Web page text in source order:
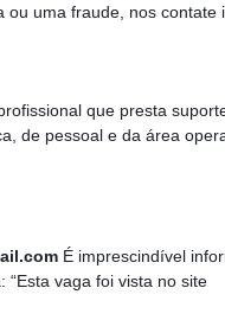
uma fraude, nos contate
que presta
de pessoal e da área
É imprescindível
“Esta vaga foi vista no site